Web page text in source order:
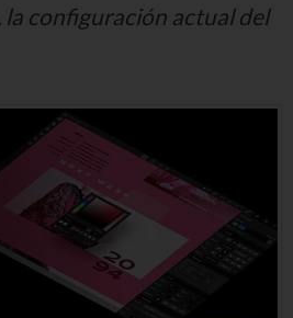
la configuración actual del